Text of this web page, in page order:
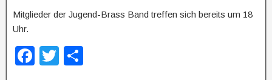
Mitglieder der Jugend-Brass Band treffen sich bereits um 18
Uhr.
F
T